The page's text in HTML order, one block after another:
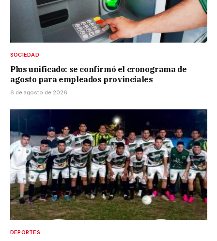
SOCIEDAD
Plus unificado: se confirmó el cronograma de
agosto para empleados provinciales
6 de agosto de 2026
DEPORTES